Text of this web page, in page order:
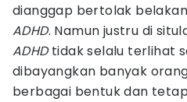
dianggap bertolak
ADHD. Namun justru di
ADHDtidak selalu terlihat
dibayangkan banyak
berbagai bentuk dan